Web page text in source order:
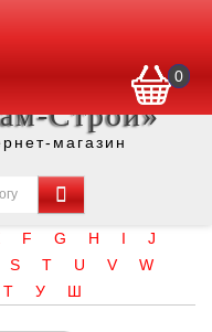
0
Строй»
магазин
F G H I
J
S T U V
W
Т У Ш